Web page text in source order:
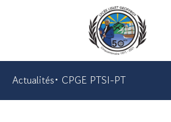
Actualités• CPGE PTSI-PT